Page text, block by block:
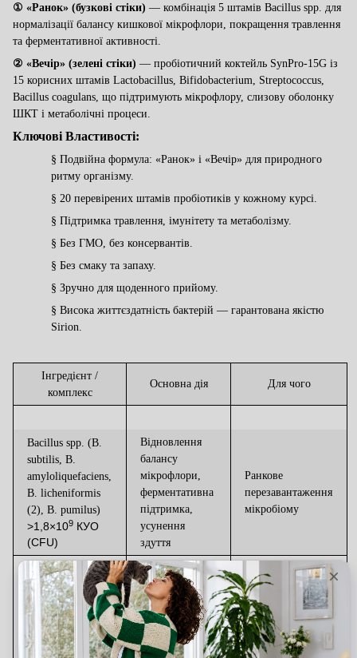
① «Ранок» (бузкові стіки) — комбінація 5 штамів Bacillus spp. для
нормалізації балансу кишкової мікрофлори, покращення травлення
та ферментативної активності.
② «Вечір» (зелені стіки) — пробіотичний коктейль SynPro-15G із
15 корисних штамів Lactobacillus, Bifidobacterium, Streptococcus,
Bacillus coagulans, що підтримують мікрофлору, слизову оболонку
ШКТ і метаболічні процеси.
Ключові Властивості:
§ Подвійна формула: «Ранок» і «Вечір» для природного
ритму організму.
§ 20 перевірених штамів пробіотиків у кожному курсі.
§ Підтримка травлення, імунітету та метаболізму.
§ Без ГМО, без консервантів.
§ Без смаку та запаху.
§ Зручно для щоденного прийому.
§ Висока життєздатність бактерій — гарантована якістю
Sirion.
Інгредієнт /
комплекс
Основна дія Для чого
Bacillus spp. (B.
subtilis, B.
amyloliquefaciens,
B. licheniformis
(2), B. pumilus)
>1,8×109 КУО
(CFU)
Відновлення
балансу
мікрофлори,
ферментативна
підтримка,
усунення
здуття
Ранкове
перезавантаження
мікробіому
SynPro-15G (15
штамів
Lactobacillus,
Bifidobacterium,
Streptococcus,
Bacillus
Захист
слизової ШКТ,
підтримка
метаболізму,
Вечірній захист і
баланс травлення